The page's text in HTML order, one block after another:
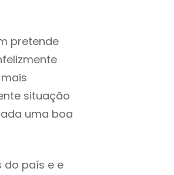
pretende
situação
uma boa
do país e e